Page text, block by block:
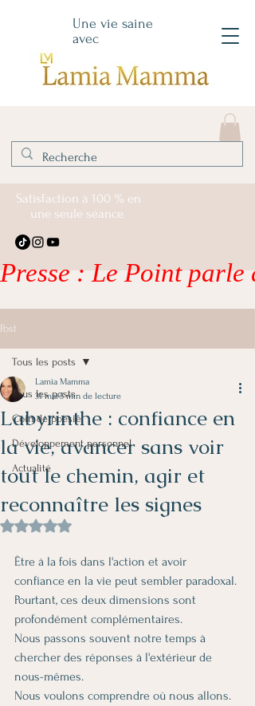
Une vie saine
avec
Satisfaction à 100 % en
une seule séance
Presse : Le Point
Post
Tous les posts
Coin de poésie
Développement personnel
Actualité
Tous les posts
Labyrinthe : confiance en
la vie, avancer sans voir
tout le chemin, agir et
reconnaître les signes
Lamia Mamma
31 mai5 min de lecture
Noté NaN étoiles sur 5.
Être à la fois dans l'action et avoir
confiance en la vie peut sembler paradoxal.
Pourtant, ces deux dimensions sont
profondément complémentaires.
Nous passons souvent notre temps à
chercher des réponses à l'extérieur de
nous-mêmes.
Nous voulons comprendre où nous allons.